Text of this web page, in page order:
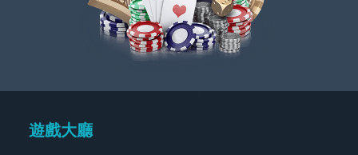
Manual 了解更多
遊戲大廳